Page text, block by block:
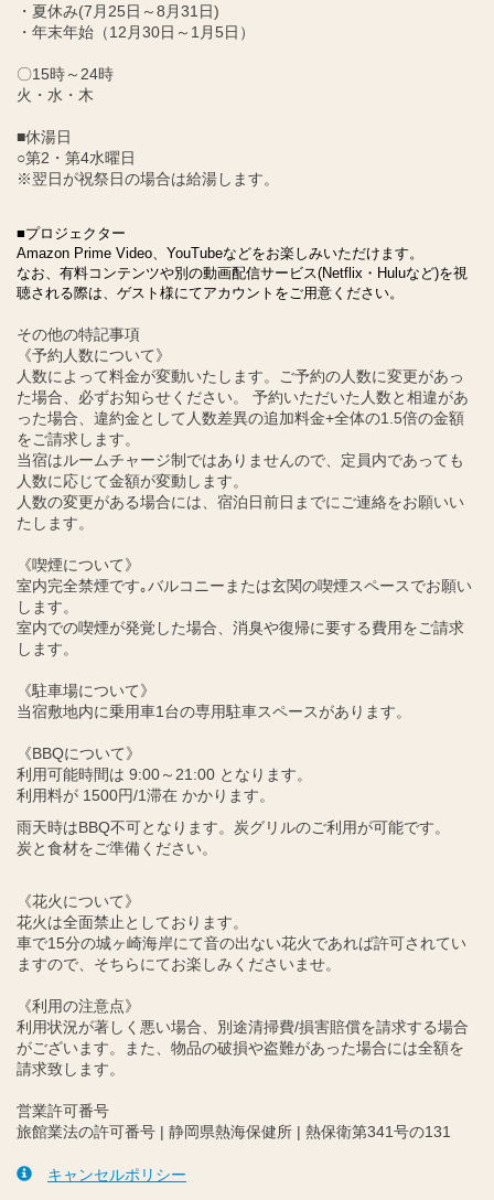
・夏休み(7月25日～8月31日)
・年末年始（12月30日～1月5日）
〇15時～24時
火・水・木
■休湯日
○第2・第4水曜日
※翌日が祝祭日の場合は給湯します。
■プロジェクター
Amazon Prime Video、YouTubeなどをお楽しみいただけます。
なお、有料コンテンツや別の動画配信サービス(Netflix・Huluなど)を視
聴される際は、ゲスト様にてアカウントをご用意ください。
その他の特記事項
《予約人数について》
人数によって料金が変動いたします。ご予約の人数に変更があっ
た場合、必ずお知らせください。 予約いただいた人数と相違があ
った場合、違約金として人数差異の追加料金+全体の1.5倍の金額
をご請求します。
当宿はルームチャージ制ではありませんので、定員内であっても
人数に応じて金額が変動します。
人数の変更がある場合には、宿泊日前日までにご連絡をお願いい
たします。
《喫煙について》
室内完全禁煙です｡バルコニーまたは玄関の喫煙スペースでお願い
します。
室内での喫煙が発覚した場合、消臭や復帰に要する費用をご請求
します。
《駐車場について》
当宿敷地内に乗用車1台の専用駐車スペースがあります。
《BBQについて》
利用可能時間は 9:00～21:00 となります。
利用料が 1500円/1滞在 かかります。
雨天時はBBQ不可となります。炭グリルのご利用が可能です。
炭と食材をご準備ください。
《花火について》
花火は全面禁止としております。
車で15分の城ヶ崎海岸にて音の出ない花火であれば許可されてい
ますので、そちらにてお楽しみくださいませ。
《利用の注意点》
利用状況が著しく悪い場合、別途清掃費/損害賠償を請求する場合
がございます。また、物品の破損や盗難があった場合には全額を
請求致します。
営業許可番号
旅館業法の許可番号 | 静岡県熱海保健所 | 熱保衛第341号の131
キャンセルポリシー